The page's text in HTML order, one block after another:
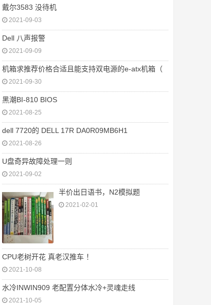
戴尔3583 没待机
2021-09-03
Dell 八声报警
2021-09-09
机箱求推荐价格合适且能支持双电源的e-atx机箱（
2021-09-30
黑潮BI-810 BIOS
2021-08-25
dell 7720的 DELL 17R DA0R09MB6H1
2021-08-26
U盘奇异故障处理一则
2021-09-02
半价出日语书，N2模拟题
2021-02-01
CPU老树开花 真老汉推车 ！
2021-10-08
水冷INWIN909 老配置分体水冷+灵魂走线
2021-10-05